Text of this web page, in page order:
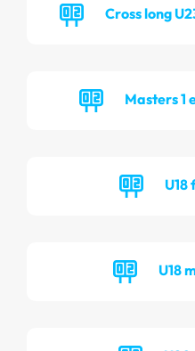
Cross long
Masters 1
U18
U18